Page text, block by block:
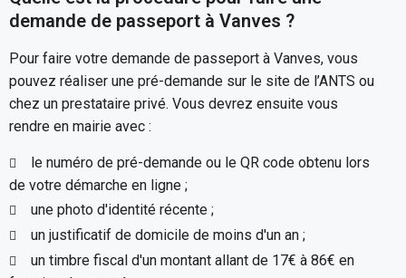
demande de passeport à Vanves ?
Pour faire votre demande de passeport à Vanves, vous
pouvez réaliser une pré-demande sur le site de l’ANTS ou
chez un prestataire privé. Vous devrez ensuite vous
rendre en mairie avec :
le numéro de pré-demande ou le QR code obtenu lors
de votre démarche en ligne ;
une photo d'identité récente ;
un justificatif de domicile de moins d'un an ;
un timbre fiscal d'un montant allant de 17€ à 86€ en